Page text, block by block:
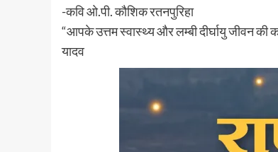
-कवि ओ.पी. कौशिक रतनपुरिहा
“आपके उत्तम स्वास्थ्य और लम्बी दीर्घायु जीवन
यादव